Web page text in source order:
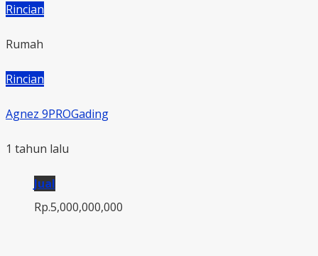
Rincian
Rumah
Rincian
Agnez 9PROGading
1 tahun lalu
Jual
Rp.5,000,000,000